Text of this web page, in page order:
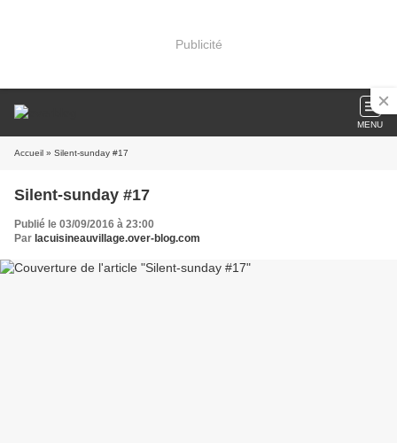
Publicité
MENU
Accueil » Silent-sunday #17
Silent-sunday #17
Publié le 03/09/2016 à 23:00
Par lacuisineauvillage.over-blog.com